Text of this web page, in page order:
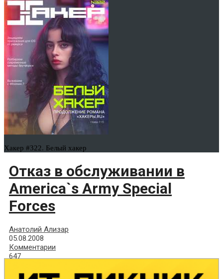
Хакер #322. Белый хакер
Отказ в обслуживании в
America`s Army Special
Forces
Анатолий Ализар
05.08.2008
Комментарии
647